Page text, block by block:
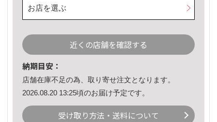
お店を選ぶ
近くの店舗を確認する
納期目安：
店舗在庫不足の為、取り寄せ注文となります。
2026.08.20 13:25頃のお届け予定です。
受け取り方法・送料について